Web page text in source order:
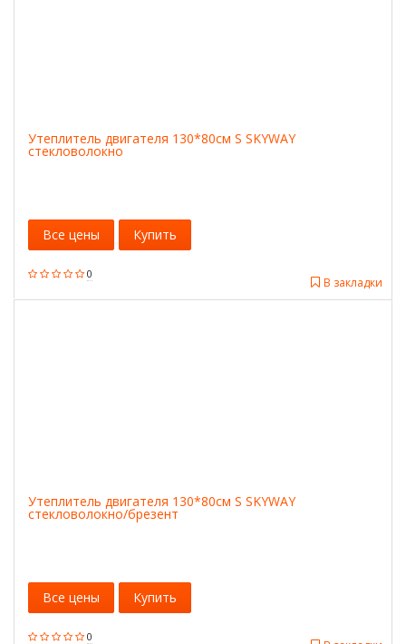
Утеплитель двигателя 130*80см S SKYWAY
стекловолокно
0
В закладки
Все цены Купить
Утеплитель двигателя 130*80см S SKYWAY
стекловолокно/брезент
0
Все цены Купить